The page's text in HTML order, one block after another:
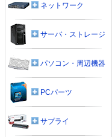
ネットワーク
サーバ・ストレージ
パソコン・周辺機器
PCパーツ
サプライ